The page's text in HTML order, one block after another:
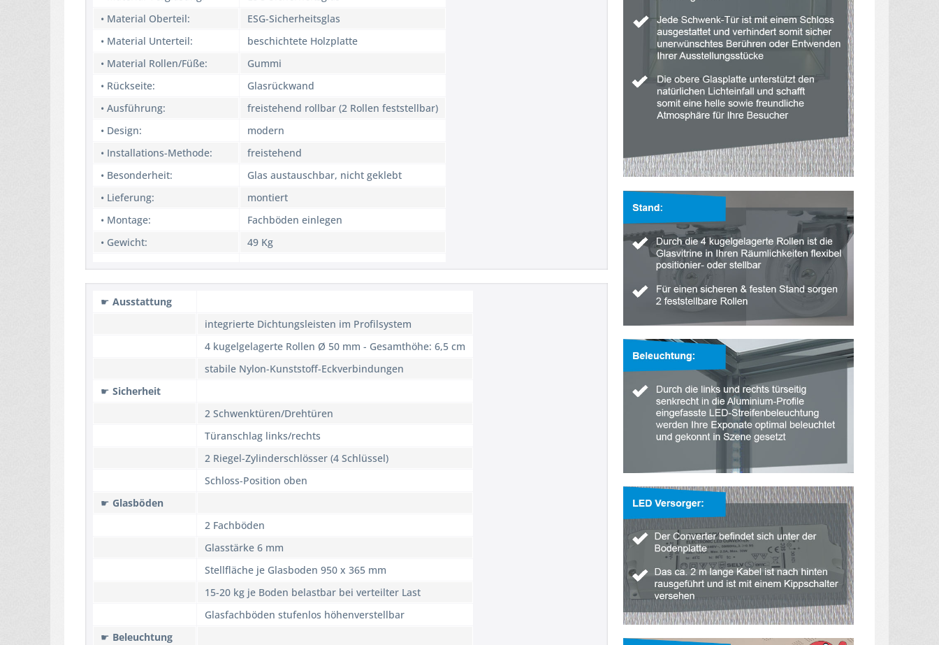
• Material Oberteil:
ESG-Sicherheitsglas
• Material Unterteil:
beschichtete Holzplatte
• Material Rollen/Füße:
Gummi
• Rückseite:
Glasrückwand
• Ausführung:
freistehend rollbar (2 Rollen feststellbar)
• Design:
modern
• Installations-Methode:
freistehend
• Besonderheit:
Glas austauschbar, nicht geklebt
• Lieferung:
montiert
• Montage:
Fachböden einlegen
• Gewicht:
49 Kg
☛ Ausstattung
integrierte Dichtungsleisten im Profilsystem
4 kugelgelagerte Rollen Ø 50 mm - Gesamthöhe: 6,5 cm
stabile Nylon-Kunststoff-Eckverbindungen
☛ Sicherheit
2 Schwenktüren/Drehtüren
Türanschlag links/rechts
2 Riegel-Zylinderschlösser (4 Schlüssel)
Schloss-Position oben
☛ Glasböden
2 Fachböden
Glasstärke 6 mm
Stellfläche je Glasboden 950 x 365 mm
15-20 kg je Boden belastbar bei verteilter Last
Glasfachböden stufenlos höhenverstellbar
☛ Beleuchtung